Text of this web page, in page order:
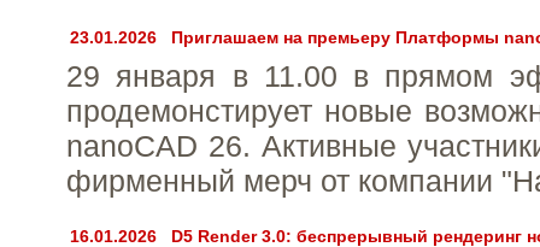
23.01.2026 Приглашаем на премьеру Платформы
29 января в 11.00 в прямом
продемонстирует новые
nanoCAD 26. Активные
фирменный мерч от компании
16.01.2026 D5 Render 3.0: беспрерывный рендеринг